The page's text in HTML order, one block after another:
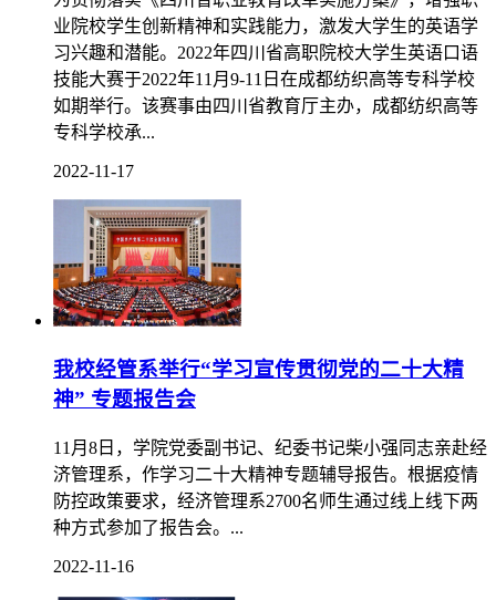
业院校学生创新精神和实践能力，激发大学生的英语学
习兴趣和潜能。2022年四川省高职院校大学生英语口语
技能大赛于2022年11月9-11日在成都纺织高等专科学校
如期举行。该赛事由四川省教育厅主办，成都纺织高等
专科学校承...
2022-11-17
我校经管系举行“学习宣传贯彻党的二十大精
神” 专题报告会
11月8日，学院党委副书记、纪委书记柴小强同志亲赴经
济管理系，作学习二十大精神专题辅导报告。根据疫情
防控政策要求，经济管理系2700名师生通过线上线下两
种方式参加了报告会。...
2022-11-16